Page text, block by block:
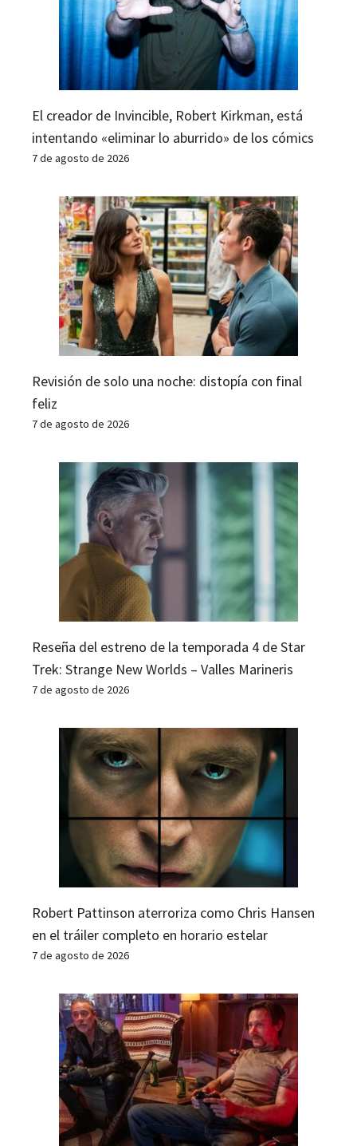
El creador de Invincible, Robert Kirkman, está
intentando «eliminar lo aburrido» de los cómics
7 de agosto de 2026
Revisión de solo una noche: distopía con final
feliz
7 de agosto de 2026
Reseña del estreno de la temporada 4 de Star
Trek: Strange New Worlds – Valles Marineris
7 de agosto de 2026
Robert Pattinson aterroriza como Chris Hansen
en el tráiler completo en horario estelar
7 de agosto de 2026